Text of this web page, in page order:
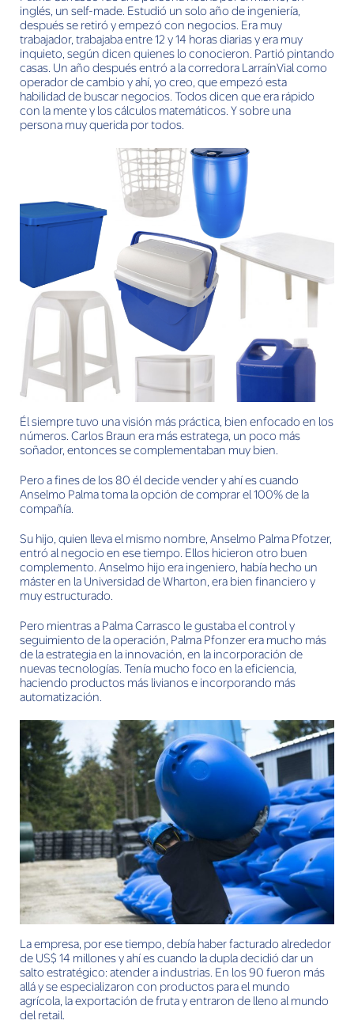
inglés, un self-made. Estudió un solo año de ingeniería,
después se retiró y empezó con negocios. Era muy
trabajador, trabajaba entre 12 y 14 horas diarias y era muy
inquieto, según dicen quienes lo conocieron. Partió pintando
casas. Un año después entró a la corredora LarraínVial como
operador de cambio y ahí, yo creo, que empezó esta
habilidad de buscar negocios. Todos dicen que era rápido
con la mente y los cálculos matemáticos. Y sobre una
persona muy querida por todos.
Él siempre tuvo una visión más práctica, bien enfocado en los
números. Carlos Braun era más estratega, un poco más
soñador, entonces se complementaban muy bien.
Pero a fines de los 80 él decide vender y ahí es cuando
Anselmo Palma toma la opción de comprar el 100% de la
compañía.
Su hijo, quien lleva el mismo nombre, Anselmo Palma Pfotzer,
entró al negocio en ese tiempo. Ellos hicieron otro buen
complemento. Anselmo hijo era ingeniero, había hecho un
máster en la Universidad de Wharton, era bien financiero y
muy estructurado.
Pero mientras a Palma Carrasco le gustaba el control y
seguimiento de la operación, Palma Pfonzer era mucho más
de la estrategia en la innovación, en la incorporación de
nuevas tecnologías. Tenía mucho foco en la eficiencia,
haciendo productos más livianos e incorporando más
automatización.
La empresa, por ese tiempo, debía haber facturado alrededor
de US$ 14 millones y ahí es cuando la dupla decidió dar un
salto estratégico: atender a industrias. En los 90 fueron más
allá y se especializaron con productos para el mundo
agrícola, la exportación de fruta y entraron de lleno al mundo
del retail.